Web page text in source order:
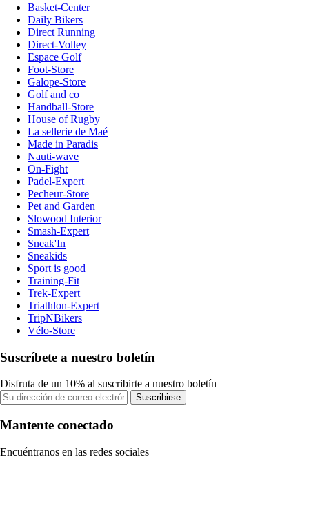
Basket-Center
Daily Bikers
Direct Running
Direct-Volley
Espace Golf
Foot-Store
Galope-Store
Golf and co
Handball-Store
House of Rugby
La sellerie de Maé
Made in Paradis
Nauti-wave
On-Fight
Padel-Expert
Pecheur-Store
Pet and Garden
Slowood Interior
Smash-Expert
Sneak'In
Sneakids
Sport is good
Training-Fit
Trek-Expert
Triathlon-Expert
TripNBikers
Vélo-Store
Suscríbete a nuestro boletín
Disfruta de un 10% al suscribirte a nuestro boletín
Suscribirse
Mantente conectado
Encuéntranos en las redes sociales